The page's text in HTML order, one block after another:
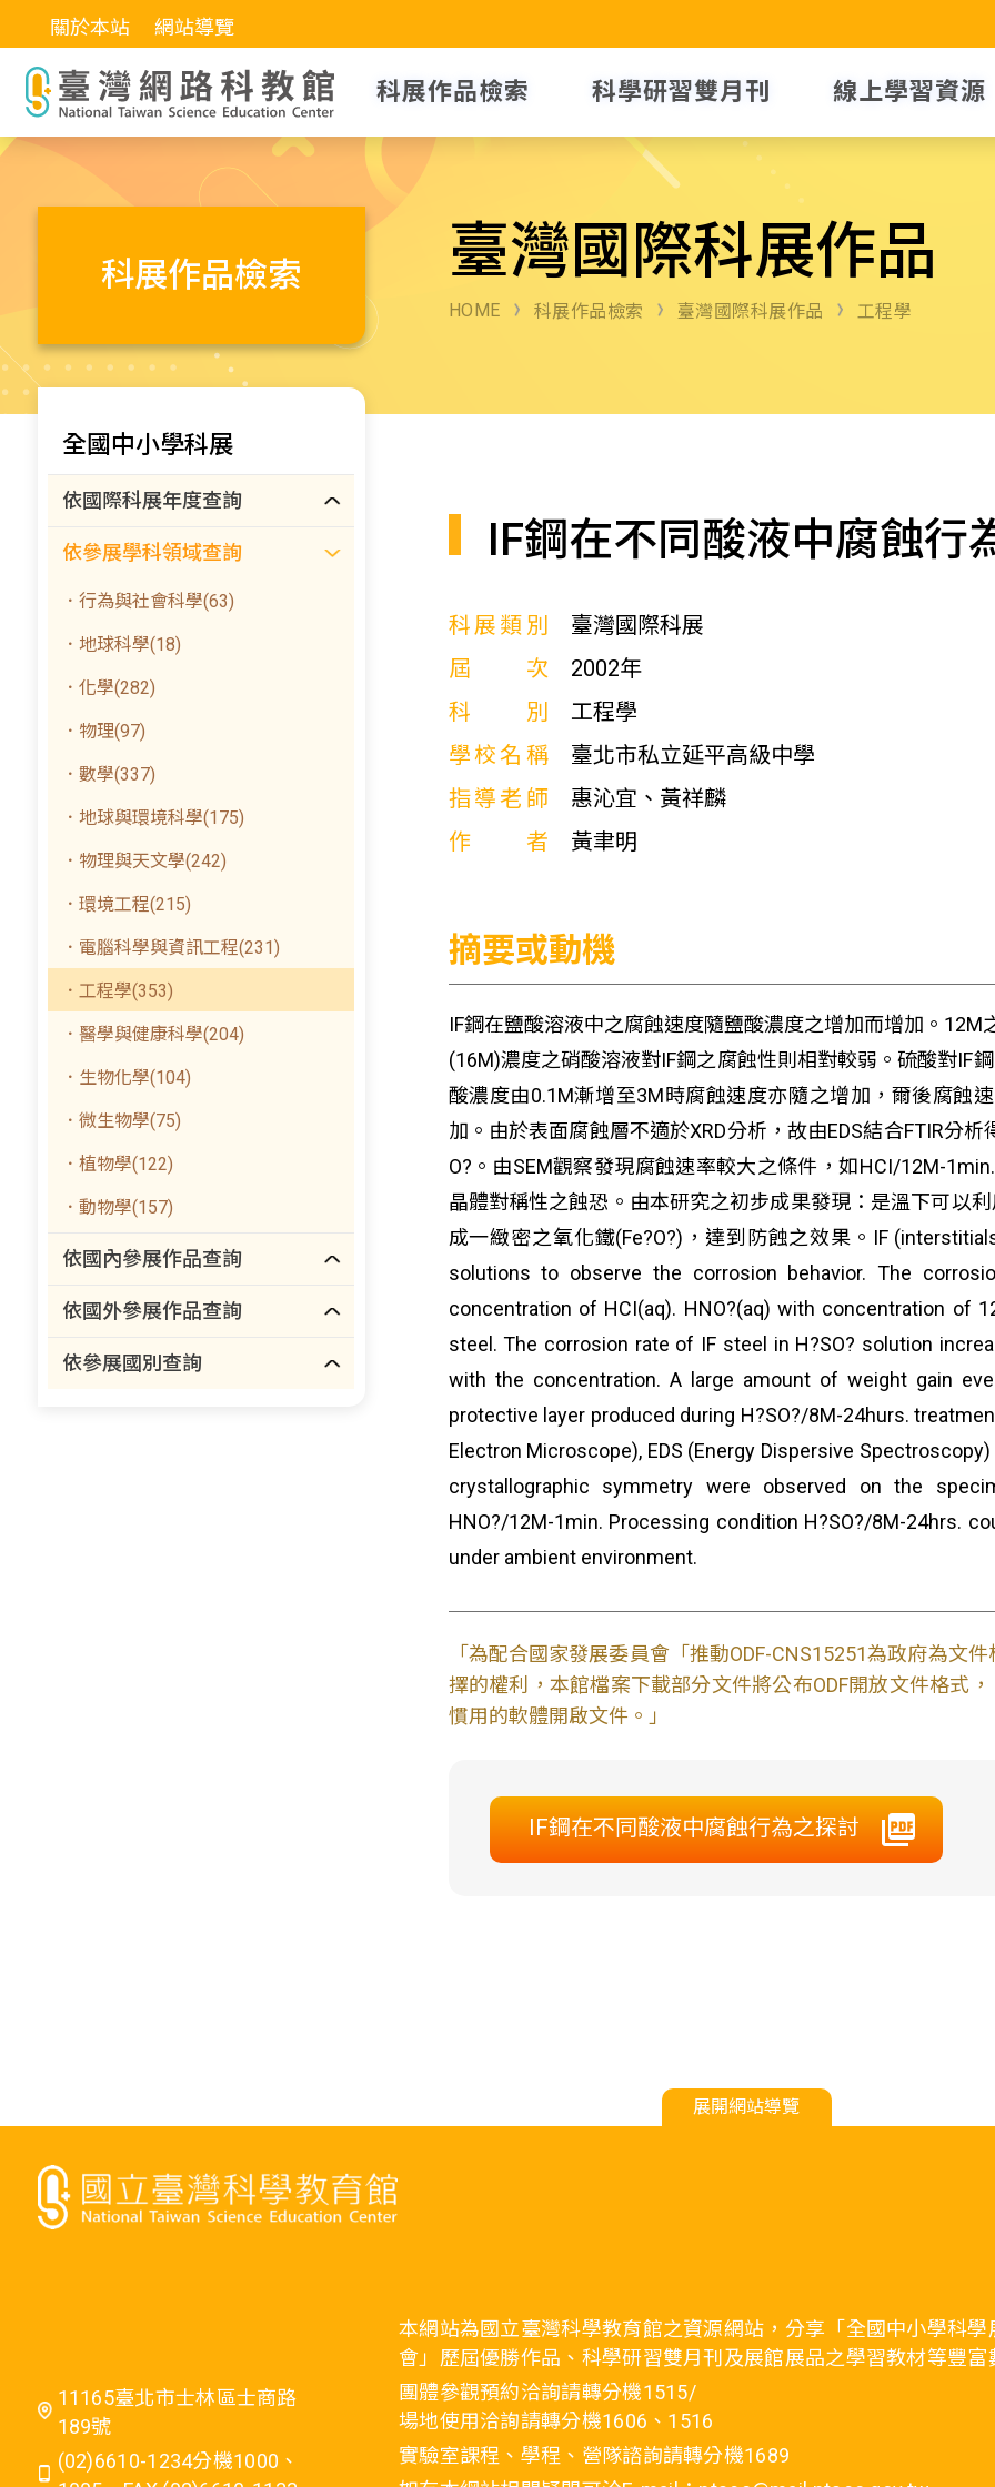
關於本站 網站導覽
科展作品檢索 科學研習雙月刊 線上學習資源
科展作品檢索 臺灣國際科展作品
HOME 科展作品檢索 臺灣國際科展作品 工程學
全國中小學科展
依國際科展年度查詢
依參展學科領域查詢
．行為與社會科學(63)
．地球科學(18)
．化學(282)
．物理(97)
．數學(337)
．地球與環境科學(175)
．物理與天文學(242)
．環境工程(215)
．電腦科學與資訊工程(231)
．工程學(353)
．醫學與健康科學(204)
．生物化學(104)
．微生物學(75)
．植物學(122)
．動物學(157)
依國內參展作品查詢
依國外參展作品查詢
依參展國別查詢
IF鋼在不同酸液中腐蝕行
科展類別
臺灣國際科展
屆次
2002年
科別
工程學
學校名稱
臺北市私立延平高級中學
指導老師
惠沁宜、黃祥麟
作者
黃聿明
摘要或動機
IF鋼在鹽酸溶液中之腐蝕速度隨鹽酸濃度之增加而增加。
(16M)濃度之硝酸溶液對IF鋼之腐蝕性則相對較弱。硫酸對IF
酸濃度由0.1M漸增至3M時腐蝕速度亦隨之增加，爾後腐蝕
加。由於表面腐蝕層不適於XRD分析，故由EDS結合FTIR分
O?。由SEM觀察發現腐蝕速率較大之條件，如HCI/12M-
晶體對稱性之蝕恐。由本研究之初步成果發現：是溫下可以
成一緻密之氧化鐵(Fe?O?)，達到防蝕之效果。IF
solutions to observe the corrosion behavior. The
concentration of HCI(aq). HNO?(aq) with concentration of
steel. The corrosion rate of IF steel in H?SO? solution
with the concentration. A large amount of weight gain
protective layer produced during H?SO?/8M-24hurs.
Electron Microscope), EDS (Energy Dispersive
crystallographic symmetry were observed on the
HNO?/12M-1min. Processing condition H?SO?/8M-24hrs.
under ambient environment.
「為配合國家發展委員會「推動ODF-CNS15251為政府為文
擇的權利，本館檔案下載部分文件將公布ODF開放文件格式
慣用的軟體開啟文件。」
IF鋼在不同酸液中腐蝕行為之探討
展開網站導覽
11165臺北市士林區士商路
189號
(02)6610-1234分機1000、
本網站為國立臺灣科學教育館之資源網站，分享「全國中小學科
會」歷屆優勝作品、科學研習雙月刊及展館展品之學習教材等豐富
團體參觀預約洽詢請轉分機1515/
場地使用洽詢請轉分機1606、1516
實驗室課程、學程、營隊諮詢請轉分機1689